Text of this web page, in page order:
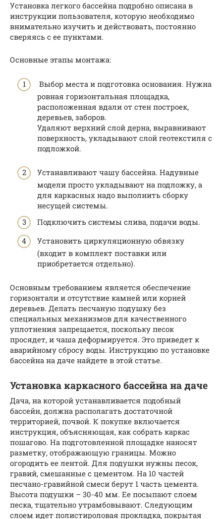
Установка легкого бассейна подробно описана в
инструкции пользователя, которую необходимо
внимательно изучить и действовать, постоянно
сверяясь с ее пунктами.
Основные этапы монтажа:
Выбор места и подготовка основания. Нужна
ровная горизонтальная площадка,
расположенная вдали от стен построек,
деревьев, заборов.
Удаляют верхний слой дерна, выравнивают
поверхность, укладывают слой геотекстиля с
подложкой.
Устанавливают чашу бассейна. Надувные
модели просто укладывают на подложку, а
для каркасных надо выполнить сборку
несущей системы.
Подключить системы слива, подачи воды.
Установить циркуляционную обвязку
(входит в комплект поставки или
приобретается отдельно).
Основным требованием является обеспечение
горизонтали и отсутствие камней или корней
деревьев. Делать песчаную подушку без
специальных механизмов для качественного
уплотнения запрещается, поскольку песок
просядет, и чаша деформируется. Это приведет к
аварийному сбросу воды. Инструкцию по установке
бассейна на даче найдете в этой статье.
Установка каркасного бассейна на даче
Дача, на которой устанавливается подобный
бассейн, должна располагать достаточной
территорией, почвой. К покупке включается
инструкция, объясняющая, как собрать каркас
пошагово. На подготовленной площадке наносят
разметку, отображающую границы. Можно
огородить ее лентой. Для подушки нужны песок,
гравий, смешанные с цементом. На 10 частей
песчано-гравийной смеси берут 1 часть цемента.
Высота подушки – 30-40 мм. Ее посыпают слоем
песка, тщательно утрамбовывают. Следующим
слоем идет полистироловая прокладка, покрытая